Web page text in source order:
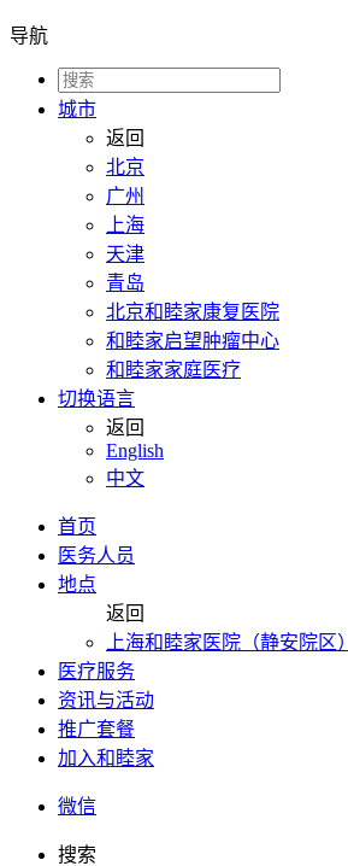
导航
城市
返回
北京
广州
上海
天津
青岛
北京和睦家康复医院
和睦家启望肿瘤中心
和睦家家庭医疗
切换语言
返回
English
中文
首页
医务人员
地点
返回
上海和睦家医院（静安院区）
医疗服务
资讯与活动
推广套餐
加入和睦家
微信
搜索